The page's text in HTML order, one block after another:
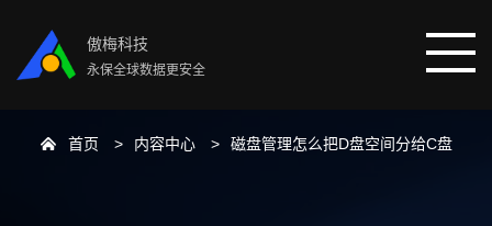
傲梅科技
永保全球数据更安全
首页 首页 内容中心 磁盘管理怎么把D盘空间分给C盘